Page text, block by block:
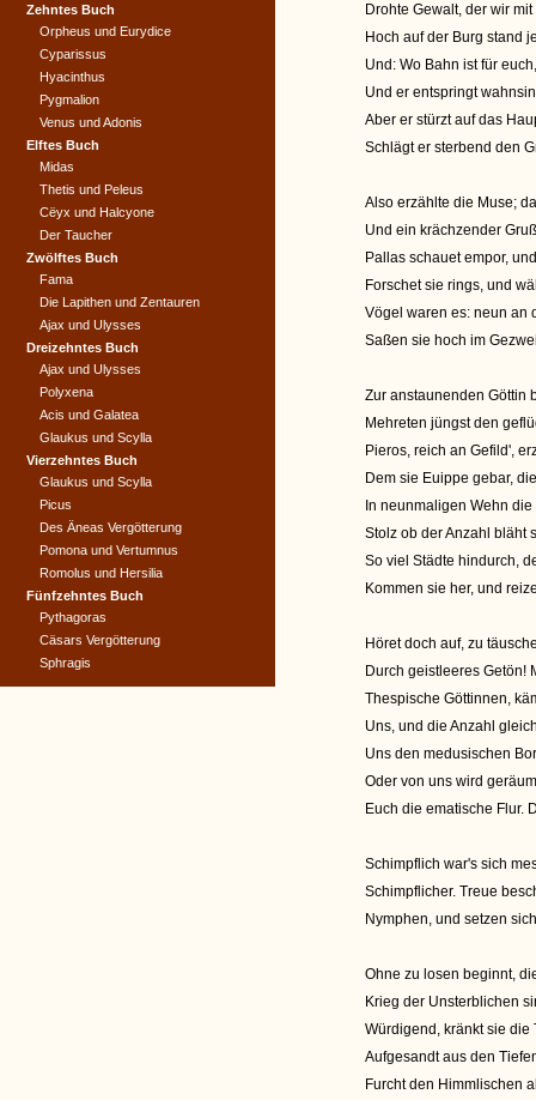
Drohte Gewalt, der wir
Hoch auf der Burg stand
Und: Wo Bahn ist für
Und er entspringt
Aber er stürzt auf das
Schlägt er sterbend den
Also erzählte die Muse;
Und ein krächzender
Pallas schauet empor,
Forschet sie rings, und
Vögel waren es: neun an
Saßen sie hoch im
Zur anstaunenden Göttin
Mehreten jüngst den
Pieros, reich an Gefild',
Dem sie Euippe gebar,
In neunmaligen Wehn
Stolz ob der Anzahl bläht
So viel Städte hindurch,
Kommen sie her, und
Höret doch auf, zu
Durch geistleeres Getön!
Thespische Göttinnen,
Uns, und die Anzahl
Uns den medusischen
Oder von uns wird
Euch die ematische Flur.
Schimpflich war's sich
Schimpflicher. Treue
Nymphen, und setzen
Ohne zu losen beginnt,
Krieg der Unsterblichen
Würdigend, kränkt sie die
Aufgesandt aus den
Furcht den Himmlischen
Zehntes Buch
Orpheus und Eurydice
Cyparissus
Hyacinthus
Pygmalion
Venus und Adonis
Elftes Buch
Midas
Thetis und Peleus
Cëyx und Halcyone
Der Taucher
Zwölftes Buch
Fama
Die Lapithen und Zentauren
Ajax und Ulysses
Dreizehntes Buch
Ajax und Ulysses
Polyxena
Acis und Galatea
Glaukus und Scylla
Vierzehntes Buch
Glaukus und Scylla
Picus
Des Äneas Vergötterung
Pomona und Vertumnus
Romolus und Hersilia
Fünfzehntes Buch
Pythagoras
Cäsars Vergötterung
Sphragis